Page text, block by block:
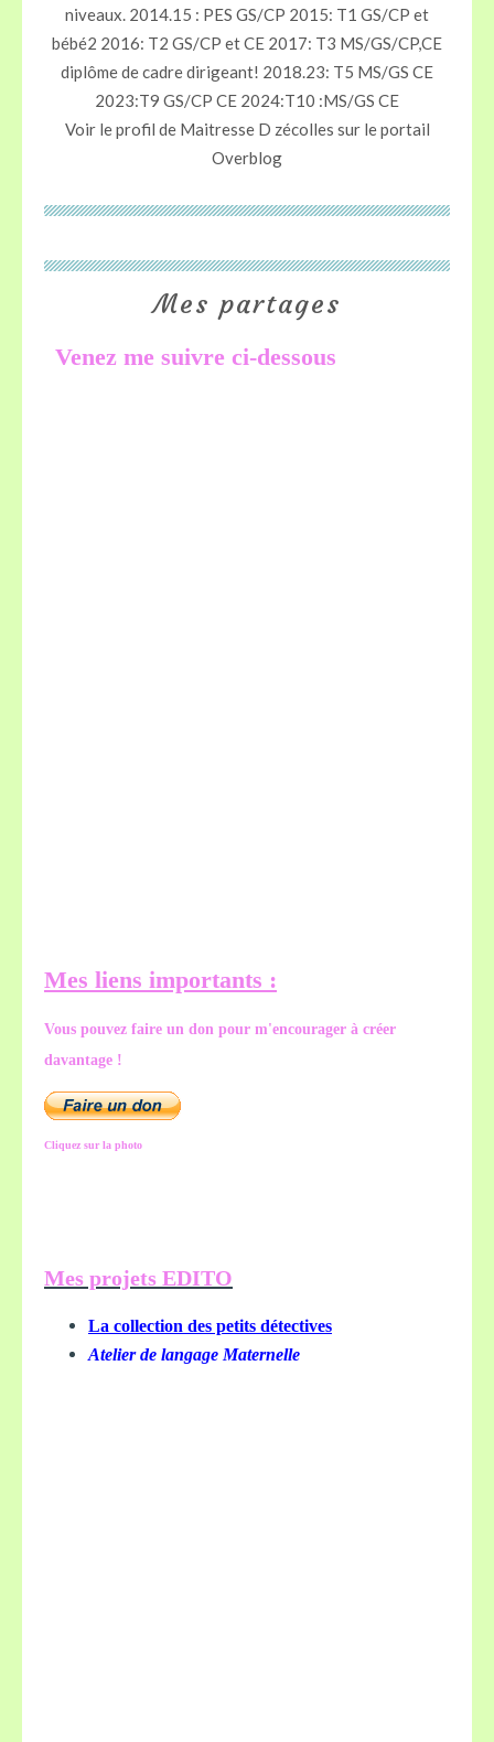
niveaux. 2014.15 : PES GS/CP 2015: T1 GS/CP et
bébé2 2016: T2 GS/CP et CE 2017: T3 MS/GS/CP,CE
diplôme de cadre dirigeant! 2018.23: T5 MS/GS CE
2023:T9 GS/CP CE 2024:T10 :MS/GS CE
Voir le profil de Maitresse D zécolles sur le portail
Overblog
Mes partages
Venez me suivre ci-dessous
Mes liens importants :
Vous pouvez faire un don pour m'encourager à créer
davantage !
Cliquez sur la photo
Mes projets EDITO
La collection des petits détectives
Atelier de langage Maternelle